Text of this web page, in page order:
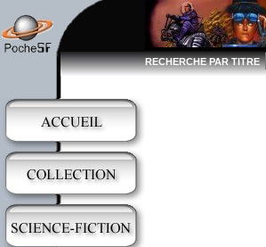
RECHERCHE PAR TITRE